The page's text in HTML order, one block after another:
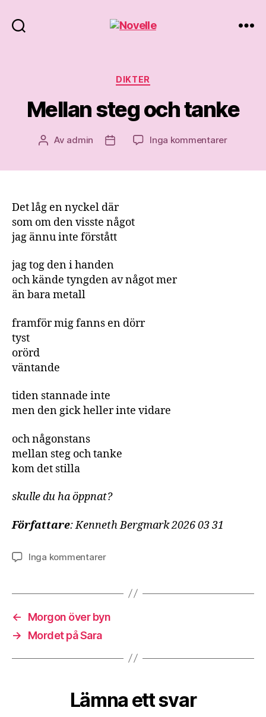
Kategorier
DIKTER
Mellan steg och tanke
Inläggsförfattare
Av admin InläggsdatumInga kommentarertill
Det låg en nyckel där
som om den visste något
jag ännu inte förstått
jag tog den i handen
och kände tyngden av något mer
än bara metall
framför mig fanns en dörr
tyst
orörd
väntande
tiden stannade inte
men den gick heller inte vidare
och någonstans
mellan steg och tanke
kom det stilla
skulle du ha öppnat?
Författare: Kenneth Bergmark 2026 03 31
Inga kommentarertill
och
←
Morgon över byn
→
Mordet på Sara
Lämna ett svar